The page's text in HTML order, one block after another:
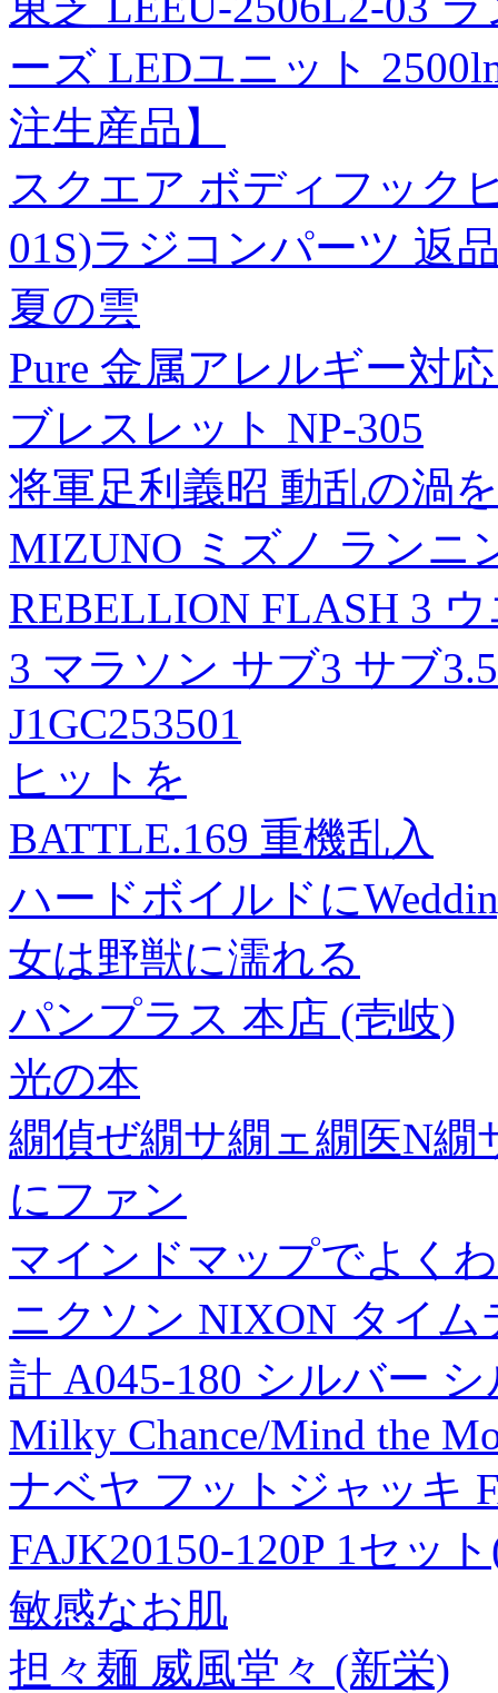
ーズ LEDユニット
注生産品】
スクエア ボディフック
01S)ラジコンパーツ 返
夏の雲
Pure 金属アレルギー対
ブレスレット NP-305
将軍足利義昭 動乱の渦
MIZUNO ミズノ ランニ
REBELLION FLASH 3
3 マラソン サブ3 サブ
J1GC253501
ヒットを
BATTLE.169 重機乱入
ハードボイルドに
女は野獣に濡れる
パンプラス 本店 (壱岐)
光の本
繝偵ぜ繝サ繝ェ繝医Ν繝
にファン
マインドマップでよく
ニクソン NIXON タイ
計 A045-180 シルバー
Milky Chance/Mind the
ナベヤ フットジャッキ
FAJK20150-120P 1セッ
敏感なお肌
担々麺 威風堂々 (新栄)